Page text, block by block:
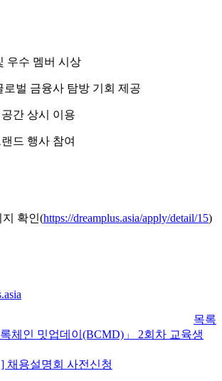
우수 멤버 시상
로벌 금융사 탐방 기회 제공
간 상시 이용
드 행사 참여
지 확인(https://dreamplus.asia/apply/detail/15)
목록
록체인 밋업데이(BCMD)」 2회차 교육생
채용설명회 사전신청